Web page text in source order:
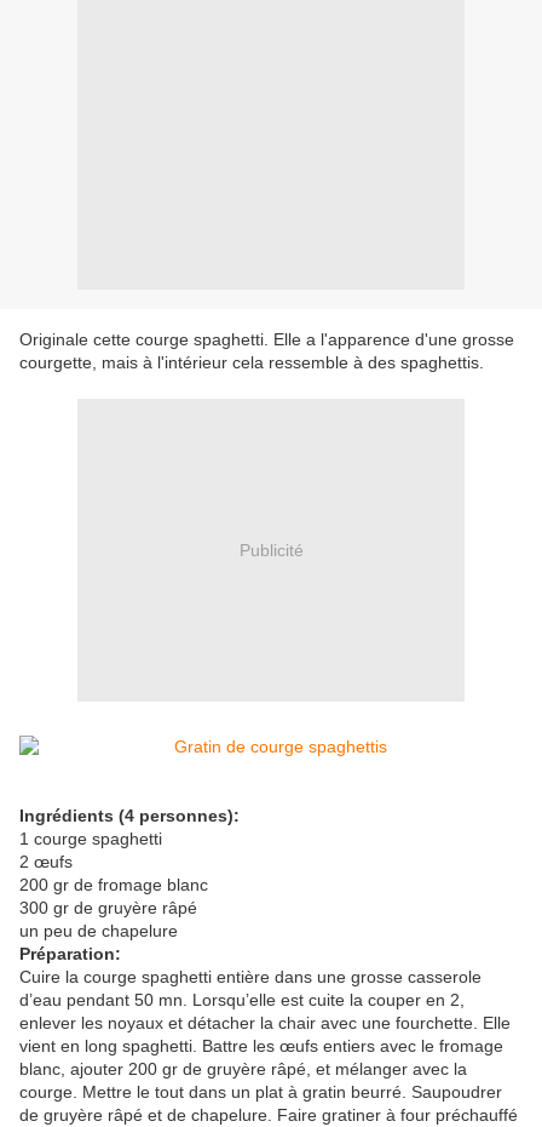
Originale cette courge spaghetti. Elle a l'apparence d'une grosse
courgette, mais à l'intérieur cela ressemble à des spaghettis.
Publicité
Ingrédients (4 personnes):
1 courge spaghetti
2 œufs
200 gr de fromage blanc
300 gr de gruyère râpé
un peu de chapelure
Préparation:
Cuire la courge spaghetti entière dans une grosse casserole
d’eau pendant 50 mn. Lorsqu’elle est cuite la couper en 2,
enlever les noyaux et détacher la chair avec une fourchette. Elle
vient en long spaghetti. Battre les œufs entiers avec le fromage
blanc, ajouter 200 gr de gruyère râpé, et mélanger avec la
courge. Mettre le tout dans un plat à gratin beurré. Saupoudrer
de gruyère râpé et de chapelure. Faire gratiner à four préchauffé